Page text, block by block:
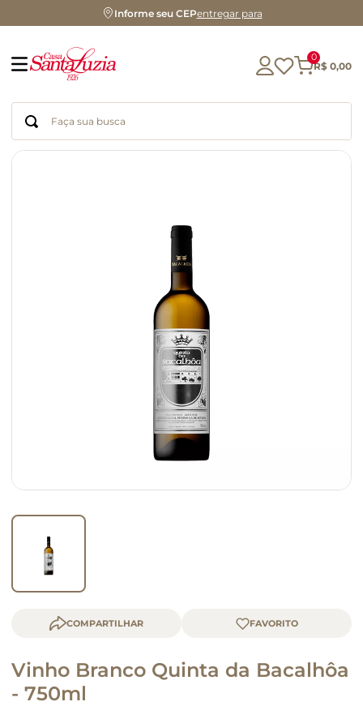
Informe seu CEPentregar para
0
R$ 0,00
Faça sua busca
COMPARTILHAR
Vinho Branco Quinta da Bacalhôa
- 750ml